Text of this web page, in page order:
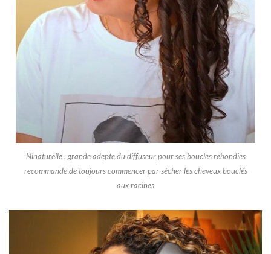
Ninaturelle , grande adepte du diffuseur pour ses boucles rebondies
recommande de toujours commencer par sécher les cheveux bouclés
aux racines